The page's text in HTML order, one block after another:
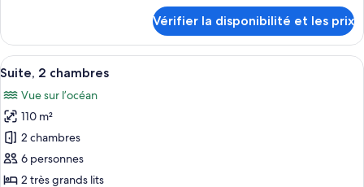
le
type
de
Suite,
chambre
Vérifier la disponibilité et les prix
Afficher
toutes
les
photos
pour
ce
type
Un balcon agrémenté de meubles
11
Suite, 2 chambres
Vue sur l’océan
110 m²
2 chambres
6 personnes
2 très grands lits